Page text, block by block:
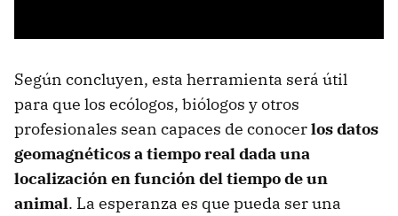
Según concluyen, esta herramienta será útil
para que los ecólogos, biólogos y otros
profesionales sean capaces de conocerlos datos
geomagnéticos a tiempo real dada una
localización en función del tiempo de un
animal. La esperanza es que pueda ser una